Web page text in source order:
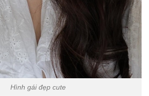
Hình gái đẹp cute